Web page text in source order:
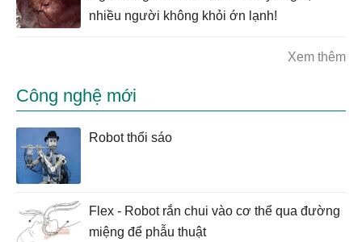
nhiều người không khỏi ớn lạnh!
Xem thêm
Công nghệ mới
Robot thổi sáo
Flex - Robot rắn chui vào cơ thể qua đường
miệng để phẫu thuật